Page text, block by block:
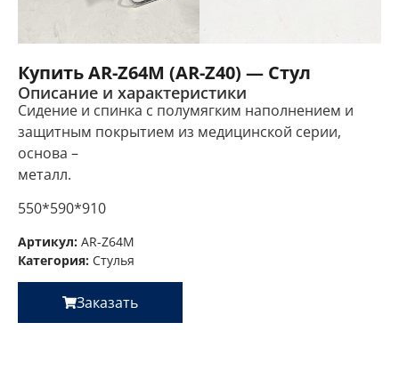
Купить AR-Z64M (AR-Z40) — Стул
Описание и характеристики
Сидение и спинка с полумягким наполнением и
защитным покрытием из медицинской серии,
основа –
металл.
550*590*910
Артикул: AR-Z64M
Категория: Стулья
Заказать